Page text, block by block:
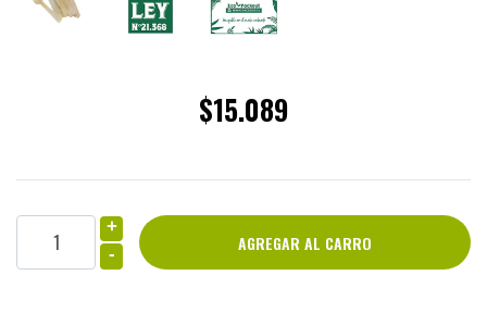
$15.089
+
-